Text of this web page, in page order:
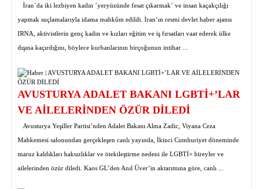
İran´da iki lezbiyen kadın ´yeryüzünde fesat çıkarmak´ ve insan kaçakçılığı
yapmak suçlamalarıyla idama mahkûm edildi. İran’ın resmi devlet haber ajansı
IRNA, aktivistlerin genç kadın ve kızları eğitim ve iş fırsatları vaat ederek ülke
dışına kaçırdığını, böylece kurbanlarının birçoğunun intihar ...
AVUSTURYA ADALET BAKANI LGBTİ+’LAR
VE AİLELERİNDEN ÖZÜR DİLEDİ
Avusturya Yeşiller Partisi’nden Adalet Bakanı Alma Zadic, Viyana Ceza
Mahkemesi salonundan gerçekleşen canlı yayında, İkinci Cumhuriyet döneminde
maruz kaldıkları haksızlıklar ve ötekileştirme nedeni ile LGBTİ+ bireyler ve
ailelerinden özür diledi. Kaos GL’den Anıl Üver’in aktarımına göre, canlı ...